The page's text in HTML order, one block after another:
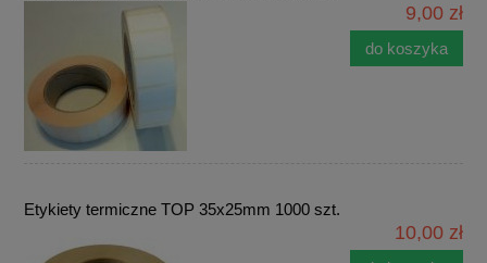
9,00 zł
do koszyka
Etykiety termiczne TOP 35x25mm 1000 szt.
10,00 zł